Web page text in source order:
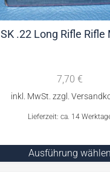
SK .22 Long Rifle Rifle
7,70 €
Lieferzeit: ca. 14
Ausführung wählen